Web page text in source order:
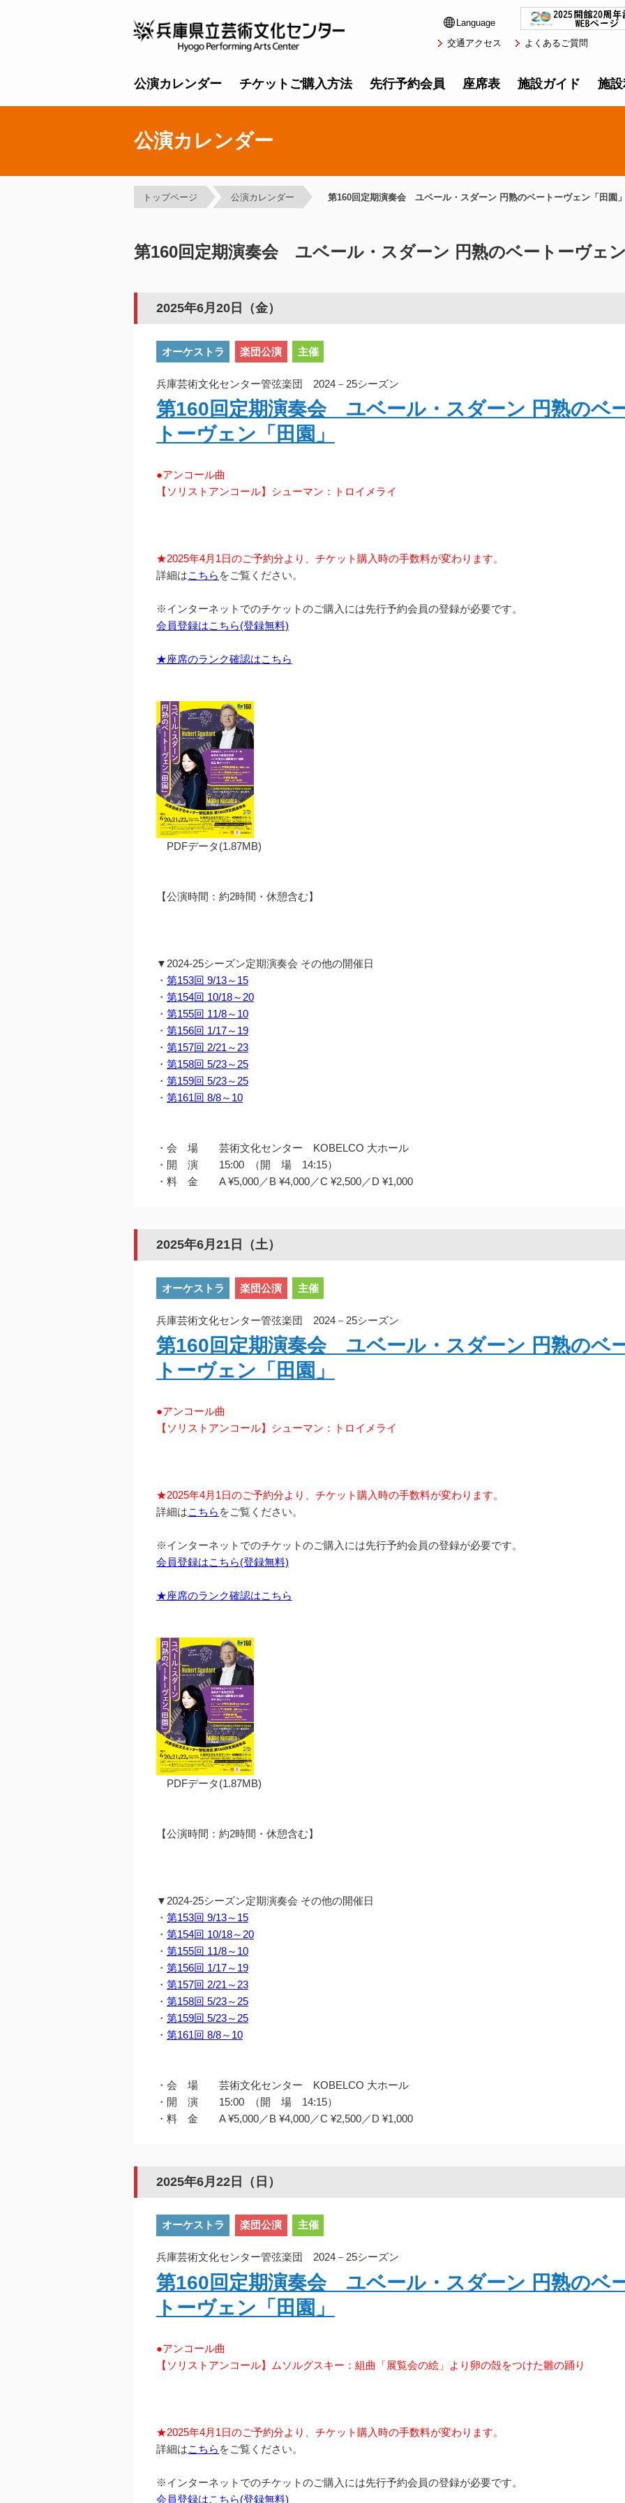
Language
交通アクセス
よくあるご質問
公演カレンダー チケットご購入方法 先行予約会員 座席表 施設ガイド 施
公演カレンダー
トップページ 公演カレンダー 第160回定期演奏会 ユベール・スダーン 円熟のベートーヴェン「田園
第160回定期演奏会 ユベール・スダーン 円熟のベートーヴェ
2025年6月20日（金）
オーケストラ 楽団公演 主催
兵庫芸術文化センター管弦楽団 2024－25シーズン
第160回定期演奏会 ユベール・スダーン 円熟のベ
トーヴェン「田園」
●アンコール曲
【ソリストアンコール】シューマン：トロイメライ
★2025年4月1日のご予約分より、チケット購入時の手数料が変わります。
詳細はこちら をご覧ください。
※インターネットでのチケットのご購入には先行予約会員の登録が必要です。
会員登録はこちら(登録無料)
★座席のランク確認はこちら
PDFデータ(1.87MB)
【公演時間：約2時間・休憩含む】
▼2024-25シーズン定期演奏会 その他の開催日
・ 第153回 9/13～15
・ 第154回 10/18～20
・ 第155回 11/8～10
・ 第156回 1/17～19
・ 第157回 2/21～23
・ 第158回 5/23～25
・ 第159回 5/23～25
・ 第161回 8/8～10
・会 場 芸術文化センター KOBELCO 大ホール
・開 演 15:00 （開 場 14:15）
・料 金 A ¥5,000／B ¥4,000／C ¥2,500／D ¥1,000
2025年6月21日（土）
オーケストラ 楽団公演 主催
兵庫芸術文化センター管弦楽団 2024－25シーズン
第160回定期演奏会 ユベール・スダーン 円熟のベ
トーヴェン「田園」
●アンコール曲
【ソリストアンコール】シューマン：トロイメライ
★2025年4月1日のご予約分より、チケット購入時の手数料が変わります。
詳細はこちら をご覧ください。
※インターネットでのチケットのご購入には先行予約会員の登録が必要です。
会員登録はこちら(登録無料)
★座席のランク確認はこちら
PDFデータ(1.87MB)
【公演時間：約2時間・休憩含む】
▼2024-25シーズン定期演奏会 その他の開催日
・ 第153回 9/13～15
・ 第154回 10/18～20
・ 第155回 11/8～10
・ 第156回 1/17～19
・ 第157回 2/21～23
・ 第158回 5/23～25
・ 第159回 5/23～25
・ 第161回 8/8～10
・会 場 芸術文化センター KOBELCO 大ホール
・開 演 15:00 （開 場 14:15）
・料 金 A ¥5,000／B ¥4,000／C ¥2,500／D ¥1,000
2025年6月22日（日）
オーケストラ 楽団公演 主催
兵庫芸術文化センター管弦楽団 2024－25シーズン
第160回定期演奏会 ユベール・スダーン 円熟のベ
トーヴェン「田園」
●アンコール曲
【ソリストアンコール】ムソルグスキー：組曲「展覧会の絵」より卵の殻をつけた雛の踊り
★2025年4月1日のご予約分より、チケット購入時の手数料が変わります。
詳細はこちら をご覧ください。
※インターネットでのチケットのご購入には先行予約会員の登録が必要です。
会員登録はこちら(登録無料)